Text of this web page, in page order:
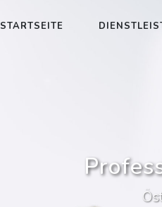
STARTSEITE